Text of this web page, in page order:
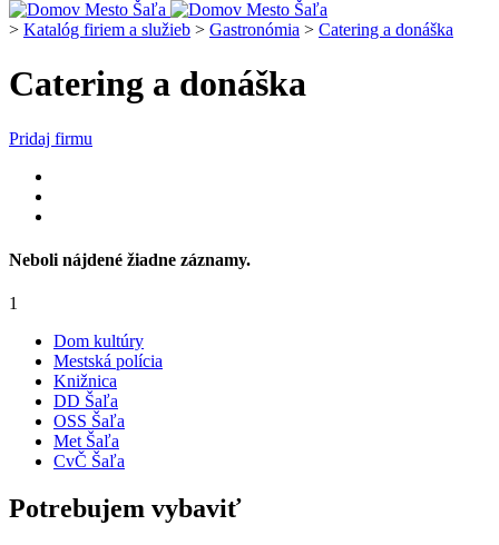
> Katalóg firiem a služieb > Gastronómia > Catering a donáška
Catering a donáška
Pridaj firmu
Neboli nájdené žiadne záznamy.
1
Dom kultúry
Mestská polícia
Knižnica
DD Šaľa
OSS Šaľa
Met Šaľa
CvČ Šaľa
Potrebujem vybaviť